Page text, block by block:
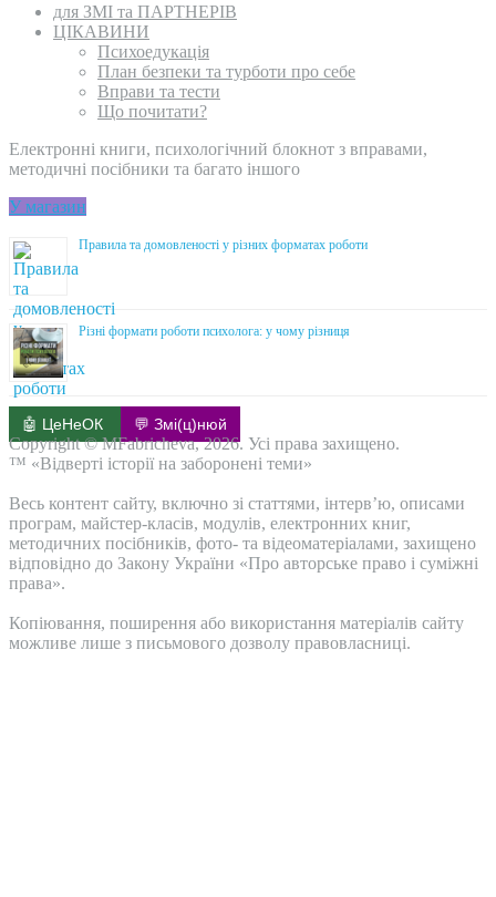
для ЗМІ та ПАРТНЕРІВ
ЦІКАВИНИ
Психоедукація
План безпеки та турботи про себе
Вправи та тести
Що почитати?
Електронні книги, психологічний блокнот з вправами,
методичні посібники та багато іншого
У магазин
Правила та домовленості у різних форматах роботи
Різні формати роботи психолога: у чому різниця
🤖 ЦеНеОК 💬 Змі(ц)нюй
Copyright © MFabricheva, 2026. Усі права захищено.
™ «Відверті історії на заборонені теми»
Весь контент сайту, включно зі статтями, інтерв’ю, описами
програм, майстер-класів, модулів, електронних книг,
методичних посібників, фото- та відеоматеріалами, захищено
відповідно до Закону України «Про авторське право і суміжні
права».
Копіювання, поширення або використання матеріалів сайту
можливе лише з письмового дозволу правовласниці.